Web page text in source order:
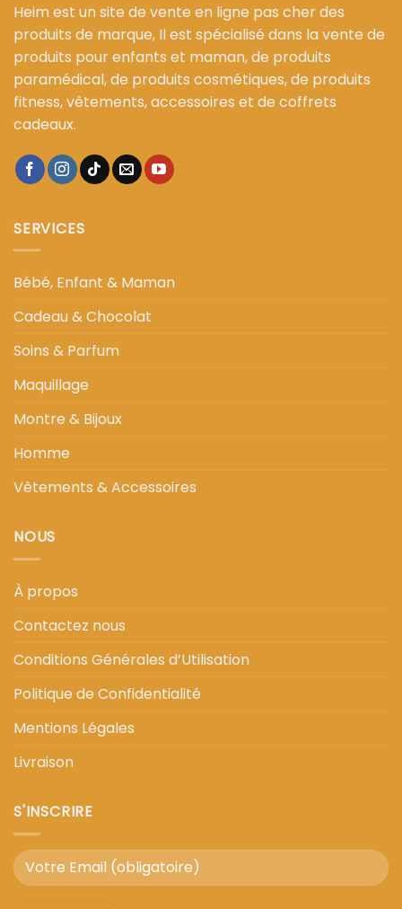
Heim est un site de vente en ligne pas cher des
produits de marque, Il est spécialisé dans la vente de
produits pour enfants et maman, de produits
paramédical, de produits cosmétiques, de produits
fitness, vêtements, accessoires et de coffrets
cadeaux.
SERVICES
Bébé, Enfant & Maman
Cadeau & Chocolat
Soins & Parfum
Maquillage
Montre & Bijoux
Homme
Vêtements & Accessoires
NOUS
À propos
Contactez nous
Conditions Générales d’Utilisation
Politique de Confidentialité
Mentions Légales
Livraison
S'INSCRIRE